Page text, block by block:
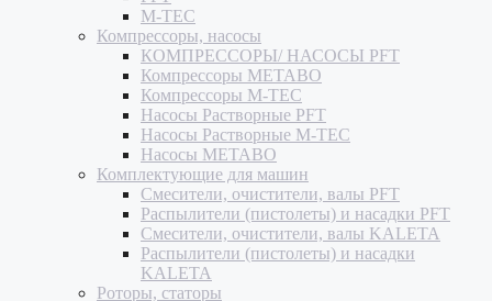
M-TEC
Компрессоры, насосы
КОМПРЕССОРЫ/ НАСОСЫ PFT
Компрессоры METABO
Компрессоры M-TEC
Насосы Растворные PFT
Насосы Растворные M-TEC
Насосы METABO
Комплектующие для машин
Смесители, очистители, валы PFT
Распылители (пистолеты) и насадки PFT
Смесители, очистители, валы KALETA
Распылители (пистолеты) и насадки
KALETA
Роторы, статоры